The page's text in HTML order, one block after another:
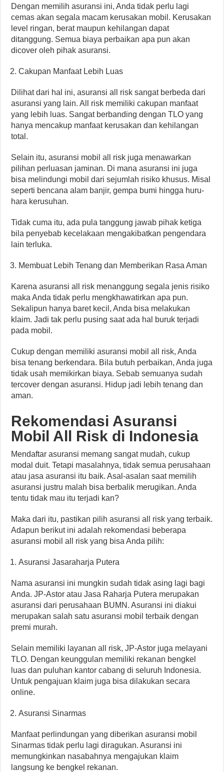
Dengan memilih asuransi ini, Anda tidak perlu lagi
cemas akan segala macam kerusakan mobil. Kerusakan
level ringan, berat maupun kehilangan dapat
ditanggung. Semua biaya perbaikan apa pun akan
dicover oleh pihak asuransi.
Cakupan Manfaat Lebih Luas
Dilihat dari hal ini, asuransi all risk sangat berbeda dari
asuransi yang lain. All risk memiliki cakupan manfaat
yang lebih luas. Sangat berbanding dengan TLO yang
hanya mencakup manfaat kerusakan dan kehilangan
total.
Selain itu, asuransi mobil all risk juga menawarkan
pilihan perluasan jaminan. Di mana asuransi ini juga
bisa melindungi mobil dari sejumlah risiko khusus. Misal
seperti bencana alam banjir, gempa bumi hingga huru-
hara kerusuhan.
Tidak cuma itu, ada pula tanggung jawab pihak ketiga
bila penyebab kecelakaan mengakibatkan pengendara
lain terluka.
Membuat Lebih Tenang dan Memberikan Rasa Aman
Karena asuransi all risk menanggung segala jenis risiko
maka Anda tidak perlu mengkhawatirkan apa pun.
Sekalipun hanya baret kecil, Anda bisa melakukan
klaim. Jadi tak perlu pusing saat ada hal buruk terjadi
pada mobil.
Cukup dengan memiliki asuransi mobil all risk, Anda
bisa tenang berkendara. Bila butuh perbaikan, Anda juga
tidak usah memikirkan biaya. Sebab semuanya sudah
tercover dengan asuransi. Hidup jadi lebih tenang dan
aman.
Rekomendasi Asuransi
Mobil All Risk di Indonesia
Mendaftar asuransi memang sangat mudah, cukup
modal duit. Tetapi masalahnya, tidak semua perusahaan
atau jasa asuransi itu baik. Asal-asalan saat memilih
asuransi justru malah bisa berbalik merugikan. Anda
tentu tidak mau itu terjadi kan?
Maka dari itu, pastikan pilih asuransi all risk yang terbaik.
Adapun berikut ini adalah rekomendasi beberapa
asuransi mobil all risk yang bisa Anda pilih:
Asuransi Jasaraharja Putera
Nama asuransi ini mungkin sudah tidak asing lagi bagi
Anda. JP-Astor atau Jasa Raharja Putera merupakan
asuransi dari perusahaan BUMN. Asuransi ini diakui
merupakan salah satu asuransi mobil terbaik dengan
premi murah.
Selain memiliki layanan all risk, JP-Astor juga melayani
TLO. Dengan keunggulan memiliki rekanan bengkel
luas dan puluhan kantor cabang di seluruh Indonesia.
Untuk pengajuan klaim juga bisa dilakukan secara
online.
Asuransi Sinarmas
Manfaat perlindungan yang diberikan asuransi mobil
Sinarmas tidak perlu lagi diragukan. Asuransi ini
memungkinkan nasabahnya mengajukan klaim
langsung ke bengkel rekanan.